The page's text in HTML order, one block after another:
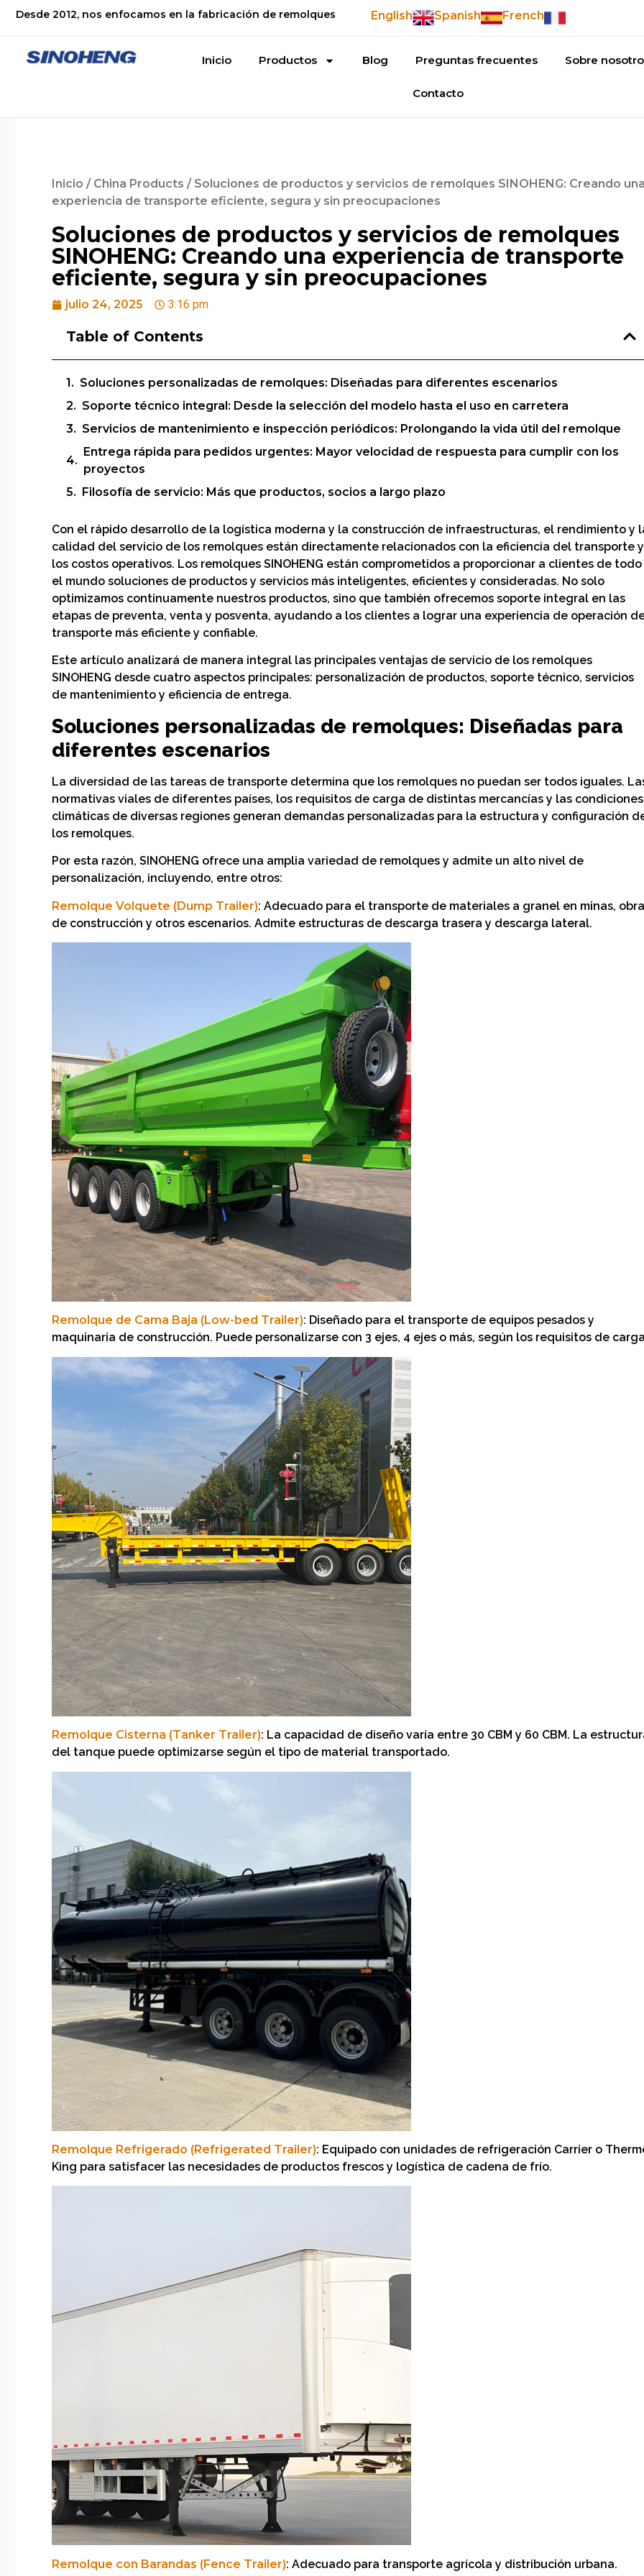
Desde 2012, nos enfocamos en la fabricación de remolques English Spanish French
Inicio Productos Blog Preguntas frecuentes Sobre
Contacto
Inicio / China Products / Soluciones de productos y servicios de remolques SINOHENG: Creando
experiencia de transporte eficiente, segura y sin preocupaciones
Soluciones de productos y servicios de remolques
SINOHENG: Creando una experiencia de transporte
eficiente, segura y sin preocupaciones
julio 24, 2025 3:16 pm
Table of Contents
Soluciones personalizadas de remolques: Diseñadas para diferentes escenarios
Soporte técnico integral: Desde la selección del modelo hasta el uso en carretera
Servicios de mantenimiento e inspección periódicos: Prolongando la vida útil del remolque
Entrega rápida para pedidos urgentes: Mayor velocidad de respuesta para cumplir con los
proyectos
Filosofía de servicio: Más que productos, socios a largo plazo
Con el rápido desarrollo de la logística moderna y la construcción de infraestructuras, el rendimiento y
calidad del servicio de los remolques están directamente relacionados con la eficiencia del transporte y
los costos operativos. Los remolques SINOHENG están comprometidos a proporcionar a clientes de todo
el mundo soluciones de productos y servicios más inteligentes, eficientes y consideradas. No solo
optimizamos continuamente nuestros productos, sino que también ofrecemos soporte integral en las
etapas de preventa, venta y posventa, ayudando a los clientes a lograr una experiencia de operación
transporte más eficiente y confiable.
Este artículo analizará de manera integral las principales ventajas de servicio de los remolques
SINOHENG desde cuatro aspectos principales: personalización de productos, soporte técnico, servicios
de mantenimiento y eficiencia de entrega.
Soluciones personalizadas de remolques: Diseñadas para
diferentes escenarios
La diversidad de las tareas de transporte determina que los remolques no puedan ser todos iguales.
normativas viales de diferentes países, los requisitos de carga de distintas mercancías y las condiciones
climáticas de diversas regiones generan demandas personalizadas para la estructura y configuración
los remolques.
Por esta razón, SINOHENG ofrece una amplia variedad de remolques y admite un alto nivel de
personalización, incluyendo, entre otros:
Remolque Volquete (Dump Trailer): Adecuado para el transporte de materiales a granel en minas,
de construcción y otros escenarios. Admite estructuras de descarga trasera y descarga lateral.
Remolque de Cama Baja (Low-bed Trailer): Diseñado para el transporte de equipos pesados y
maquinaria de construcción. Puede personalizarse con 3 ejes, 4 ejes o más, según los requisitos de
Remolque Cisterna (Tanker Trailer): La capacidad de diseño varía entre 30 CBM y 60 CBM. La
del tanque puede optimizarse según el tipo de material transportado.
Remolque Refrigerado (Refrigerated Trailer): Equipado con unidades de refrigeración Carrier o
King para satisfacer las necesidades de productos frescos y logística de cadena de frío.
Remolque con Barandas (Fence Trailer): Adecuado para transporte agrícola y distribución urbana.